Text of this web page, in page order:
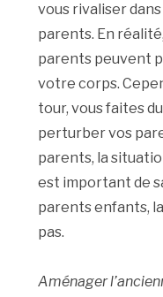
vous rivaliser
parents. En
parents peuvent
votre corps.
tour, vous faites
perturber vos
parents, la
est important de
parents enfants,
pas.
Aménager